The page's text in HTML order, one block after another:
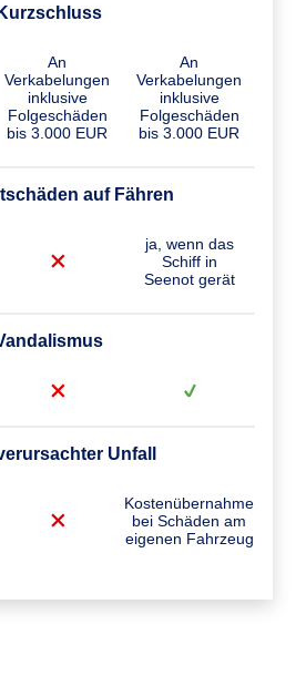
Kurzschluss
An
Verkabelungen
inklusive
Folgeschäden
bis 3.000 EUR
An
Verkabelungen
inklusive
Folgeschäden
bis 3.000 EUR
auf Fähren
ja, wenn das
Schiff in
Seenot gerät
Unfall
Kostenübernahme
bei Schäden am
eigenen Fahrzeug